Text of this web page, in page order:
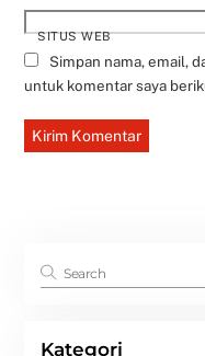
SITUS WEB
Simpan nama, email,
untuk komentar saya
Kategori